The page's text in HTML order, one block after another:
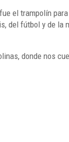
el trampolín
del fútbol y de la
donde nos